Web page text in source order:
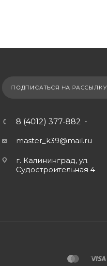
ПОДПИСАТЬСЯ НА РАССЫЛКУ
8 (4012) 377-882
master_k39@mail.ru
г. Калининград, ул.
Судостроительная 4